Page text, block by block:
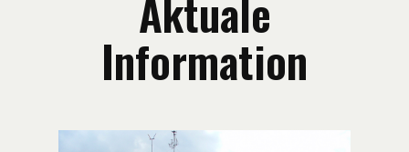
​Aktuale
Information